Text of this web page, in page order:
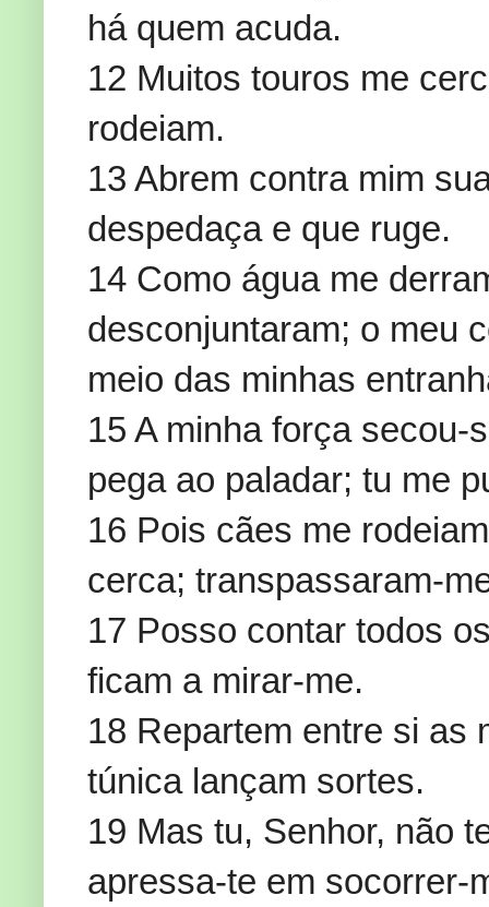
há quem acuda.
12 Muitos touros me
rodeiam.
13 Abrem contra mim
despedaça e que ruge.
14 Como água me
desconjuntaram; o meu
meio das minhas
15 A minha força
pega ao paladar; tu me
16 Pois cães me
cerca; transpassaram-
17 Posso contar todos
ficam a mirar-me.
18 Repartem entre si as
túnica lançam sortes.
19 Mas tu, Senhor, não
apressa-te em socorrer-